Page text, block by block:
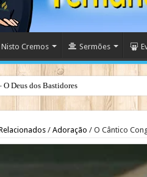
Nisto Cremos Sermões
Deus dos Bastidores
/ Adoração / O Cântico